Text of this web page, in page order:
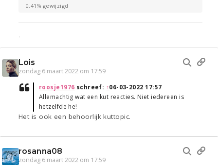
0.41% gewijzigd
.
Lois
zondag 6 maart 2022 om 17:59
roosje1976 schreef: ↑06-03-2022 17:57
Allemachtig wat een kut reacties. Niet iedereen is
hetzelfde he!
Het is ook een behoorlijk kuttopic.
rosanna08
zondag 6 maart 2022 om 17:59